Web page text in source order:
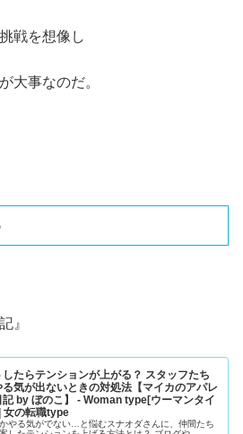
戦を想像し
大事なのだ。
』
したらテンションが上がる？ スタッフたち
る気が出ないときの対処法【マイカのアパレ
記 by ぼのこ】 - Woman type[ウーマンタイ
女の転職type
やる気がでない…と悩むスナオダさんに、仲間たち